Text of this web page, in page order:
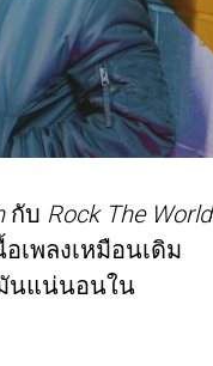
กับ Rock The World
เพลงเหมือนเดิม
นแน่นอนใน